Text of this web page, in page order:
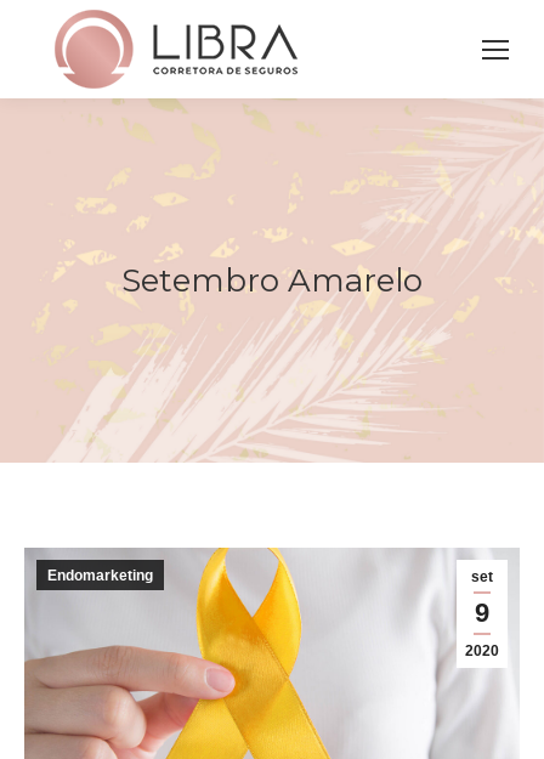
Setembro Amarelo
Você está aqui:
set
9
2020
Endomarketing